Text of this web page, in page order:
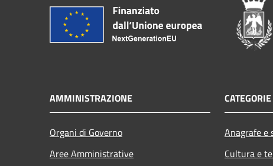
AMMINISTRAZIONE
Organi di Governo
Aree Amministrative
Anagrafe e
Cultura e